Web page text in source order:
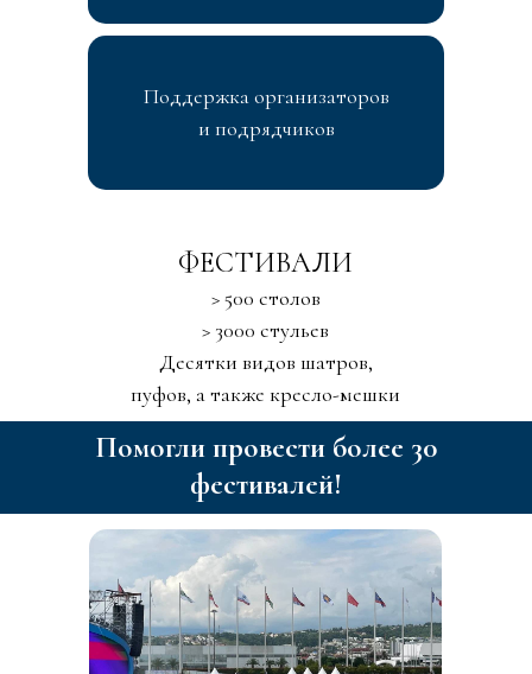
Поддержка организаторов
и подрядчиков
ФЕСТИВАЛИ
> 500 столов
> 3000 стульев
Десятки видов шатров,
пуфов, а также кресло-мешки
Помогли провести более 30
фестивалей!